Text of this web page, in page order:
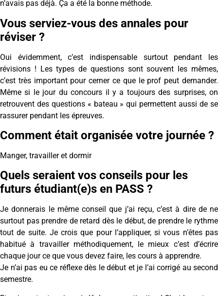
n’avais pas déjà. Ça a été la bonne méthode.
Vous serviez-vous des annales pour
réviser ?
Oui évidemment, c’est indispensable surtout pendant les
révisions ! Les types de questions sont souvent les mêmes,
c’est très important pour cerner ce que le prof peut demander.
Même si le jour du concours il y a toujours des surprises, on
retrouvent des questions « bateau » qui permettent aussi de se
rassurer pendant les épreuves.
Comment était organisée votre journée ?
Manger, travailler et dormir
Quels seraient vos conseils pour les
futurs étudiant(e)s en PASS ?
Je donnerais le même conseil que j’ai reçu, c’est à dire de ne
surtout pas prendre de retard dès le début, de prendre le rythme
tout de suite. Je crois que pour l’appliquer, si vous n’êtes pas
habitué à travailler méthodiquement, le mieux c’est d’écrire
chaque jour ce que vous devez faire, les cours à apprendre.
Je n’ai pas eu ce réflexe dès le début et je l’ai corrigé au second
semestre.